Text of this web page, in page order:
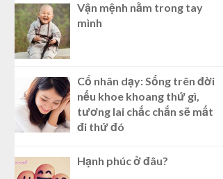
Vận mệnh nằm trong tay
mình
Cổ nhân dạy: Sống trên đời
nếu khoe khoang thứ gì,
tương lai chắc chắn sẽ mất
đi thứ đó
Hạnh phúc ở đâu?